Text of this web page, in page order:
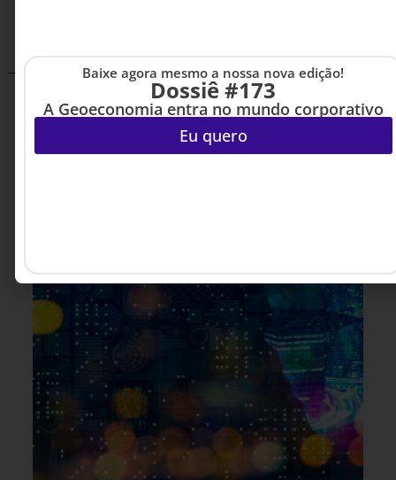
Artigos relacionados
Baixe agora mesmo a nossa nova edição!
Dossiê #173
A Geoeconomia entra no mundo corporativo
Eu quero